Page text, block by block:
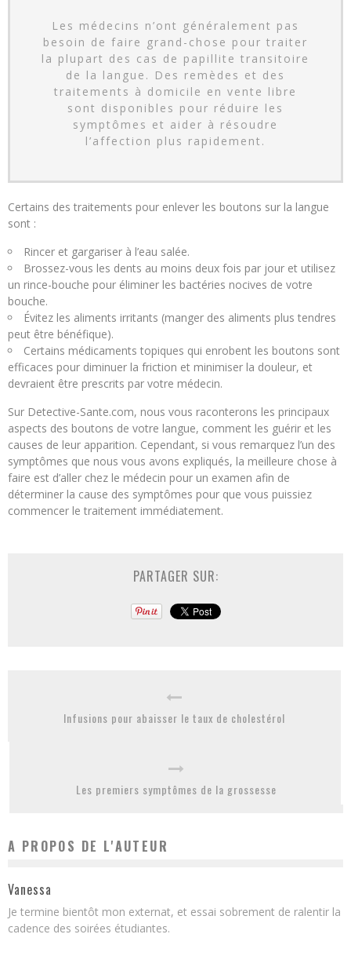
Les médecins n’ont généralement pas
besoin de faire grand-chose pour traiter
la plupart des cas de papillite transitoire
de la langue. Des remèdes et des
traitements à domicile en vente libre
sont disponibles pour réduire les
symptômes et aider à résoudre
l’affection plus rapidement.
Certains des traitements pour enlever les boutons sur la langue
sont :
Rincer et gargariser à l’eau salée.
Brossez-vous les dents au moins deux fois par jour et utilisez
un rince-bouche pour éliminer les bactéries nocives de votre
bouche.
Évitez les aliments irritants (manger des aliments plus tendres
peut être bénéfique).
Certains médicaments topiques qui enrobent les boutons sont
efficaces pour diminuer la friction et minimiser la douleur, et
devraient être prescrits par votre médecin.
Sur Detective-Sante.com, nous vous raconterons les principaux
aspects des boutons de votre langue, comment les guérir et les
causes de leur apparition. Cependant, si vous remarquez l’un des
symptômes que nous vous avons expliqués, la meilleure chose à
faire est d’aller chez le médecin pour un examen afin de
déterminer la cause des symptômes pour que vous puissiez
commencer le traitement immédiatement.
PARTAGER SUR:
Infusions pour abaisser le taux de cholestérol
Les premiers symptômes de la grossesse
A PROPOS DE L'AUTEUR
Vanessa
Je termine bientôt mon externat, et essai sobrement de ralentir la
cadence des soirées étudiantes.